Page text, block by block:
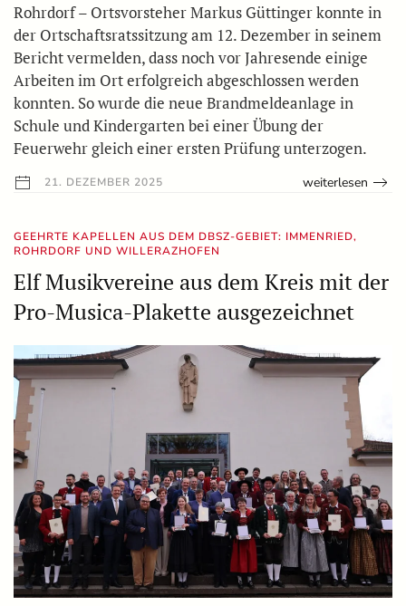
Rohrdorf – Ortsvorsteher Markus Güttinger konnte in
der Ortschaftsratssitzung am 12. Dezember in seinem
Bericht vermelden, dass noch vor Jahresende einige
Arbeiten im Ort erfolgreich abgeschlossen werden
konnten. So wurde die neue Brandmeldeanlage in
Schule und Kindergarten bei einer Übung der
Feuerwehr gleich einer ersten Prüfung unterzogen.
21. DEZEMBER 2025 weiterlesen
GEEHRTE KAPELLEN AUS DEM DBSZ-GEBIET: IMMENRIED,
ROHRDORF UND WILLERAZHOFEN
Elf Musikvereine aus dem Kreis mit der
Pro-Musica-Plakette ausgezeichnet